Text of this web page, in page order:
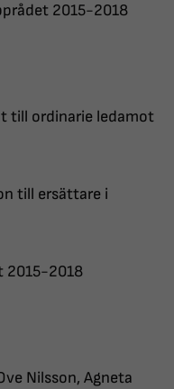
2015-2018
ordinarie ledamot
till ersättare i
2018
Nilsson, Agneta